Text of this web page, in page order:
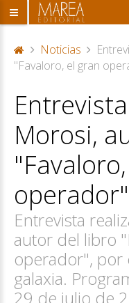
P
ta
d
a
Noticias
"Favaloro, el gran
Morosi,
operador"
Entrevista
autor del libro
operador", por
galaxia.
29 de julio de